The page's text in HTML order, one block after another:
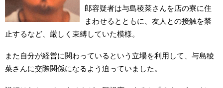
郎容疑者は与島稜菜さんを店の寮に住
まわせるとともに、友人との接触を禁
止するなど、厳しく束縛していた模様。
また自分が経営に関わっているという立場を利用して、与島稜
菜さんに交際関係になるよう迫っていました。